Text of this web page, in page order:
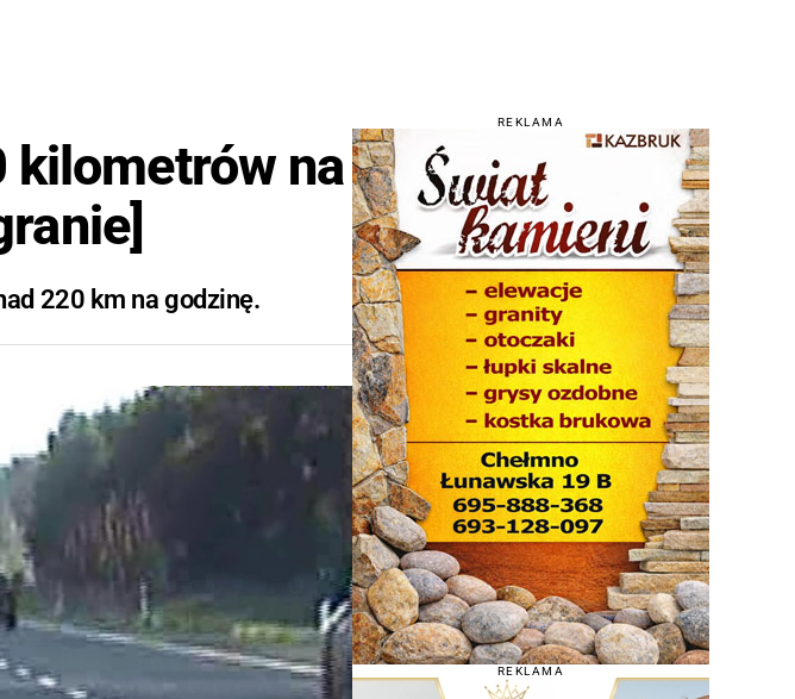
kilometrów na
220 km na godzinę.
REKLAMA
REKLAMA